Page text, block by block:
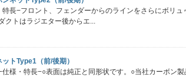
長−フロント、フェンダーからのラインをさらにボリュ
クトはラジエター後からエ...
トType1（前/後期）
様・特長−○表面は純正と同形状です。○当社カーボン